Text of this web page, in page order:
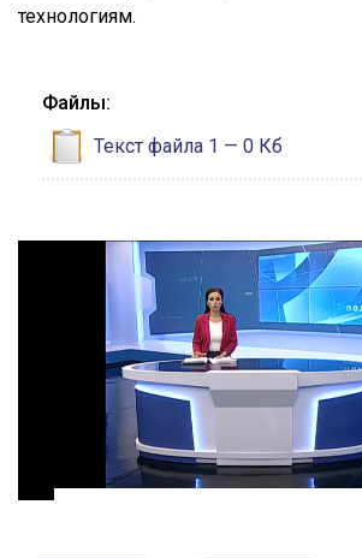
технологиям.
Файлы:
Текст файла 1 — 0 Кб